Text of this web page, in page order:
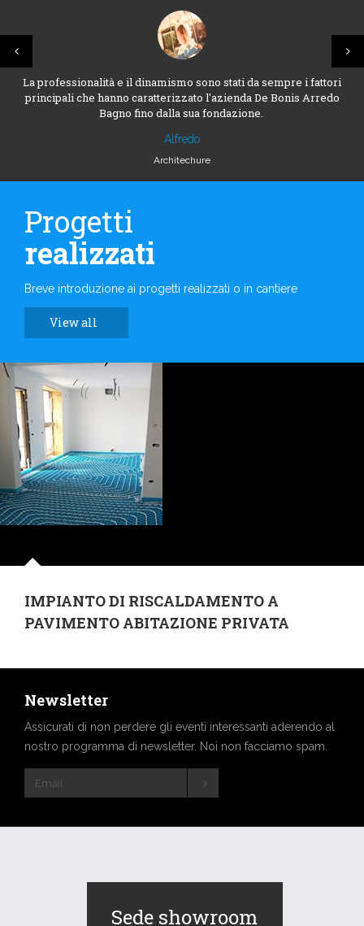
La professionalità e il dinamismo sono stati da sempre i fattori
principali che hanno caratterizzato l'azienda De Bonis Arredo
Bagno fino dalla sua fondazione.
Alfredo
Architechure
Progetti
realizzati
Breve introduzione ai progetti realizzati o in cantiere
View all
IMPIANTO DI RISCALDAMENTO A
PAVIMENTO ABITAZIONE PRIVATA
Newsletter
Assicurati di non perdere gli eventi interessanti aderendo al
nostro programma di newsletter. Noi non facciamo spam.
Sede showroom